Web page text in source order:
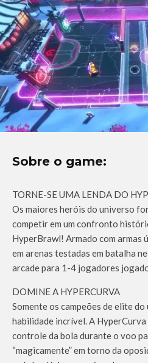
Sobre o game:
TORNE-SE UMA LENDA DO
Os maiores heróis do universo
competir em um confronto
HyperBrawl! Armado com armas
em arenas testadas em batalha
arcade para 1-4 jogadores
DOMINE A HYPERCURVA
Somente os campeões de elite
habilidade incrível. A HyperCurva
controle da bola durante o voo
“magicamente” em torno da